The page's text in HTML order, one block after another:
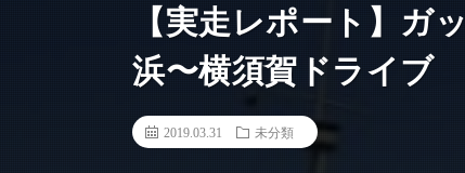
【実走レポート】ガ
浜〜横須賀ドライブ
2019.03.31 未分類